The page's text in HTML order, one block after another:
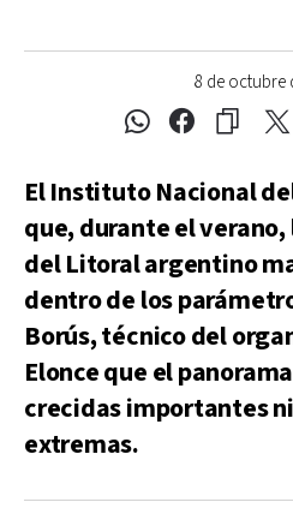
8 de octubre
El Instituto Nacional
que, durante el
del Litoral argentino
dentro de los
Borús, técnico del
Elonce que el
crecidas importantes
extremas.